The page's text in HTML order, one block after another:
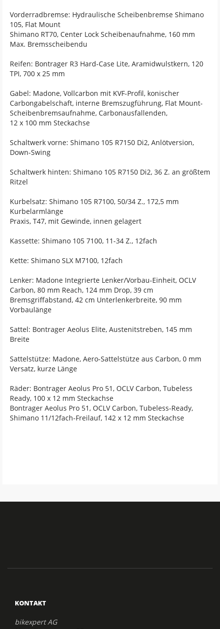
Vorderradbremse: Hydraulische Scheibenbremse Shimano
105, Flat Mount
Shimano RT70, Center Lock Scheibenaufnahme, 160 mm
Max. Bremsscheibendu
Reifen: Bontrager R3 Hard-Case Lite, Aramidwulstkern, 120
TPI, 700 x 25 mm
Gabel: Madone, Vollcarbon mit KVF-Profil, konischer
Carbongabelschaft, interne Bremszugführung, Flat Mount-
Scheibenbremsaufnahme, Carbonausfallenden,
12 x 100 mm Steckachse
Schaltwerk vorne: Shimano 105 R7150 Di2, Anlötversion,
Down-Swing
Schaltwerk hinten: Shimano 105 R7150 Di2, 36 Z. an größtem
Ritzel
Kurbelsatz: Shimano 105 R7100, 50/34 Z., 172,5 mm
Kurbelarmlänge
Praxis, T47, mit Gewinde, innen gelagert
Kassette: Shimano 105 7100, 11-34 Z., 12fach
Kette: Shimano SLX M7100, 12fach
Lenker: Madone Integrierte Lenker/Vorbau-Einheit, OCLV
Carbon, 80 mm Reach, 124 mm Drop, 39 cm
Bremsgriffabstand, 42 cm Unterlenkerbreite, 90 mm
Vorbaulänge
Sattel: Bontrager Aeolus Elite, Austenitstreben, 145 mm
Breite
Sattelstütze: Madone, Aero-Sattelstütze aus Carbon, 0 mm
Versatz, kurze Länge
Räder: Bontrager Aeolus Pro 51, OCLV Carbon, Tubeless
Ready, 100 x 12 mm Steckachse
Bontrager Aeolus Pro 51, OCLV Carbon, Tubeless-Ready,
Shimano 11/12fach-Freilauf, 142 x 12 mm Steckachse
KONTAKT
bikexpert AG